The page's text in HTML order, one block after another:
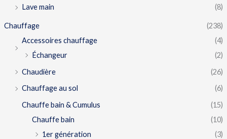
Lave main
(8)
Chauffage
(238)
Accessoires chauffage
(4)
Échangeur
(2)
Chaudière
(26)
Chauffage au sol
(6)
Chauffe bain & Cumulus
(15)
Chauffe bain
(10)
1er génération
(3)